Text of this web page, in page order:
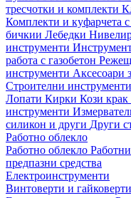
тресчотки и комплекти
Комплекти и куфарчета
бичкии Лебедки
инструменти
работа с газобетон
инструменти Аксесоари
Строителни инструменти
Лопати Кирки Кози крак
инструменти
силикон и други Други
Работно облекло
Работно облекло
предпазни средства
Електроинструменти
Винтоверти и гайковерти